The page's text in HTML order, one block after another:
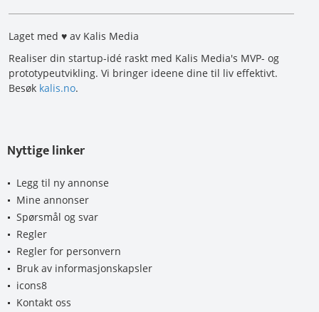
Laget med ♥ av Kalis Media
Realiser din startup-idé raskt med Kalis Media's MVP- og
prototypeutvikling. Vi bringer ideene dine til liv effektivt.
Besøk kalis.no.
Nyttige linker
Legg til ny annonse
Mine annonser
Spørsmål og svar
Regler
Regler for personvern
Bruk av informasjonskapsler
icons8
Kontakt oss